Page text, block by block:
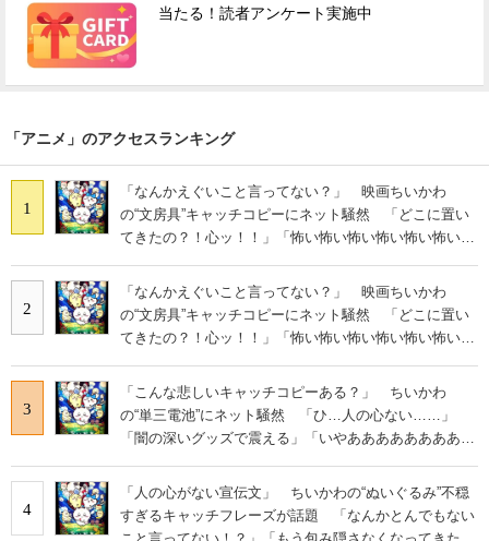
当たる！読者アンケート実施中
「アニメ」のアクセスランキング
1
「なんかえぐいこと言ってない？」 映画ちいかわ
の“文房具”キャッチコピーにネット騒然 「どこに置い
てきたの？！心ッ！！」「怖い怖い怖い怖い怖い怖い怖
2
「なんかえぐいこと言ってない？」 映画ちいかわ
の“文房具”キャッチコピーにネット騒然 「どこに置い
てきたの？！心ッ！！」「怖い怖い怖い怖い怖い怖い怖
3
「こんな悲しいキャッチコピーある？」 ちいかわ
の“単三電池”にネット騒然 「ひ…人の心ない……」
「闇の深いグッズで震える」「いやあああああああああ
4
「人の心がない宣伝文」 ちいかわの“ぬいぐるみ”不穏
すぎるキャッチフレーズが話題 「なんかとんでもない